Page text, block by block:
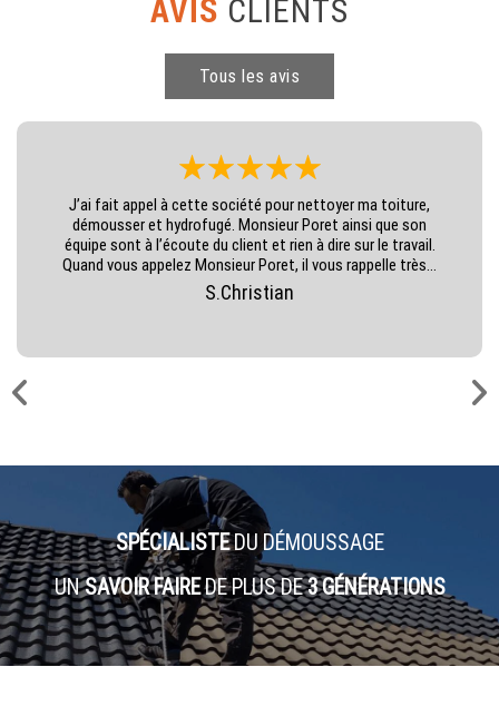
AVIS CLIENTS
Tous les avis
J’ai fait appel à cette société pour nettoyer ma toiture,
démousser et hydrofugé. Monsieur Poret ainsi que son
équipe sont à l’écoute du client et rien à dire sur le travail.
Quand vous appelez Monsieur Poret, il vous rappelle très...
S.Christian
SPÉCIALISTEDU DÉMOUSSAGE
UNSAVOIR FAIREDE PLUS DE3 GÉNÉRATIONS